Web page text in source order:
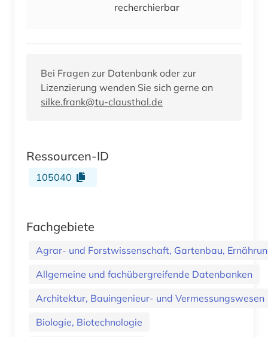
recherchierbar
Bei Fragen zur Datenbank oder zur
Lizenzierung wenden Sie sich gerne an
silke.frank@tu-clausthal.de
Ressourcen-ID
105040
Fachgebiete
Agrar- und Forstwissenschaft, Gartenbau,
Allgemeine und fachübergreifende Datenbanken
Architektur, Bauingenieur- und Vermessungswesen
Biologie, Biotechnologie